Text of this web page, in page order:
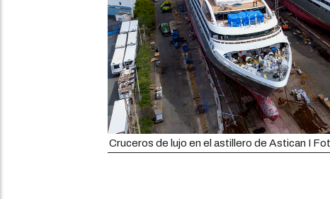
Cruceros de lujo en el astillero de Astican I